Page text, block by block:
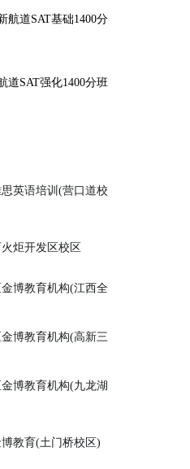
航道SAT基础1400分
道SAT强化1400分班
英语培训(营口道校
炬开发区校区
博教育机构(江西全
博教育机构(高新三
博教育机构(九龙湖
教育(土门桥校区)